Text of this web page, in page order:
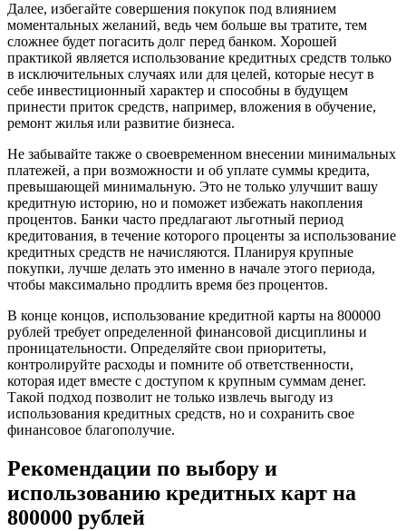
Далее, избегайте совершения покупок под влиянием
моментальных желаний, ведь чем больше вы тратите, тем
сложнее будет погасить долг перед банком. Хорошей
практикой является использование кредитных средств только
в исключительных случаях или для целей, которые несут в
себе инвестиционный характер и способны в будущем
принести приток средств, например, вложения в обучение,
ремонт жилья или развитие бизнеса.
Не забывайте также о своевременном внесении минимальных
платежей, а при возможности и об уплате суммы кредита,
превышающей минимальную. Это не только улучшит вашу
кредитную историю, но и поможет избежать накопления
процентов. Банки часто предлагают льготный период
кредитования, в течение которого проценты за использование
кредитных средств не начисляются. Планируя крупные
покупки, лучше делать это именно в начале этого периода,
чтобы максимально продлить время без процентов.
В конце концов, использование кредитной карты на 800000
рублей требует определенной финансовой дисциплины и
проницательности. Определяйте свои приоритеты,
контролируйте расходы и помните об ответственности,
которая идет вместе с доступом к крупным суммам денег.
Такой подход позволит не только извлечь выгоду из
использования кредитных средств, но и сохранить свое
финансовое благополучие.
Рекомендации по выбору и
использованию кредитных карт на
800000 рублей